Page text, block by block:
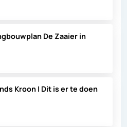
De Zaaier in
Kroon | Dit is er te doen